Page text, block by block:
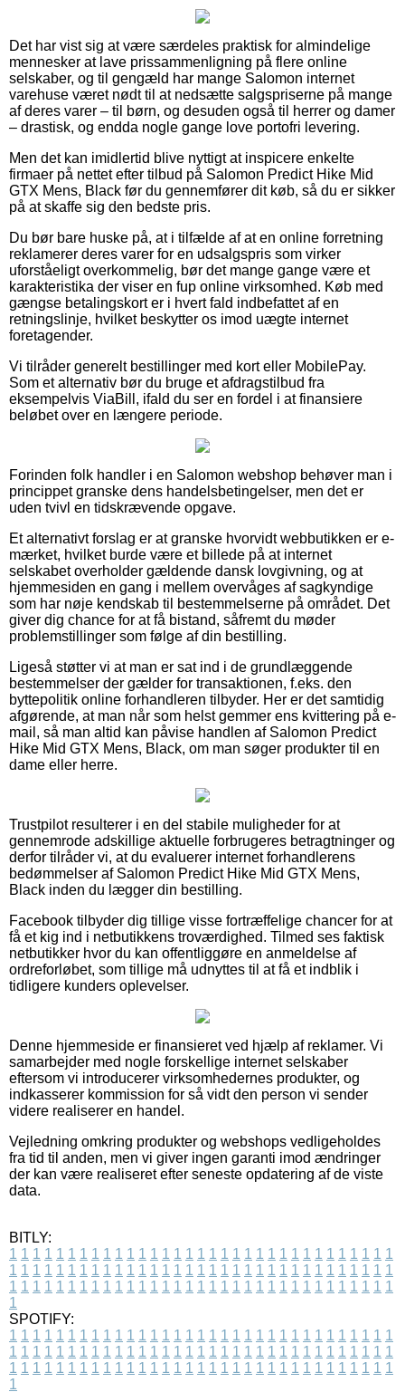
Det har vist sig at være særdeles praktisk for almindelige
mennesker at lave prissammenligning på flere online
selskaber, og til gengæld har mange Salomon internet
varehuse været nødt til at nedsætte salgspriserne på mange
af deres varer – til børn, og desuden også til herrer og damer
– drastisk, og endda nogle gange love portofri levering.
Men det kan imidlertid blive nyttigt at inspicere enkelte
firmaer på nettet efter tilbud på Salomon Predict Hike Mid
GTX Mens, Black før du gennemfører dit køb, så du er sikker
på at skaffe sig den bedste pris.
Du bør bare huske på, at i tilfælde af at en online forretning
reklamerer deres varer for en udsalgspris som virker
uforståeligt overkommelig, bør det mange gange være et
karakteristika der viser en fup online virksomhed. Køb med
gængse betalingskort er i hvert fald indbefattet af en
retningslinje, hvilket beskytter os imod uægte internet
foretagender.
Vi tilråder generelt bestillinger med kort eller MobilePay.
Som et alternativ bør du bruge et afdragstilbud fra
eksempelvis ViaBill, ifald du ser en fordel i at finansiere
beløbet over en længere periode.
Forinden folk handler i en Salomon webshop behøver man i
princippet granske dens handelsbetingelser, men det er
uden tvivl en tidskrævende opgave.
Et alternativt forslag er at granske hvorvidt webbutikken er e-
mærket, hvilket burde være et billede på at internet
selskabet overholder gældende dansk lovgivning, og at
hjemmesiden en gang i mellem overvåges af sagkyndige
som har nøje kendskab til bestemmelserne på området. Det
giver dig chance for at få bistand, såfremt du møder
problemstillinger som følge af din bestilling.
Ligeså støtter vi at man er sat ind i de grundlæggende
bestemmelser der gælder for transaktionen, f.eks. den
byttepolitik online forhandleren tilbyder. Her er det samtidig
afgørende, at man når som helst gemmer ens kvittering på e-
mail, så man altid kan påvise handlen af Salomon Predict
Hike Mid GTX Mens, Black, om man søger produkter til en
dame eller herre.
Trustpilot resulterer i en del stabile muligheder for at
gennemrode adskillige aktuelle forbrugeres betragtninger og
derfor tilråder vi, at du evaluerer internet forhandlerens
bedømmelser af Salomon Predict Hike Mid GTX Mens,
Black inden du lægger din bestilling.
Facebook tilbyder dig tillige visse fortræffelige chancer for at
få et kig ind i netbutikkens troværdighed. Tilmed ses faktisk
netbutikker hvor du kan offentliggøre en anmeldelse af
ordreforløbet, som tillige må udnyttes til at få et indblik i
tidligere kunders oplevelser.
Denne hjemmeside er finansieret ved hjælp af reklamer. Vi
samarbejder med nogle forskellige internet selskaber
eftersom vi introducerer virksomhedernes produkter, og
indkasserer kommission for så vidt den person vi sender
videre realiserer en handel.
Vejledning omkring produkter og webshops vedligeholdes
fra tid til anden, men vi giver ingen garanti imod ændringer
der kan være realiseret efter seneste opdatering af de viste
data.
BITLY:
1 1 1 1 1 1 1 1 1 1 1 1 1 1 1 1 1 1 1 1 1 1 1 1 1 1 1 1 1 1 1 1 1
1 1 1 1 1 1 1 1 1 1 1 1 1 1 1 1 1 1 1 1 1 1 1 1 1 1 1 1 1 1 1 1 1
1 1 1 1 1 1 1 1 1 1 1 1 1 1 1 1 1 1 1 1 1 1 1 1 1 1 1 1 1 1 1 1 1
1
SPOTIFY:
1 1 1 1 1 1 1 1 1 1 1 1 1 1 1 1 1 1 1 1 1 1 1 1 1 1 1 1 1 1 1 1 1
1 1 1 1 1 1 1 1 1 1 1 1 1 1 1 1 1 1 1 1 1 1 1 1 1 1 1 1 1 1 1 1 1
1 1 1 1 1 1 1 1 1 1 1 1 1 1 1 1 1 1 1 1 1 1 1 1 1 1 1 1 1 1 1 1 1
1